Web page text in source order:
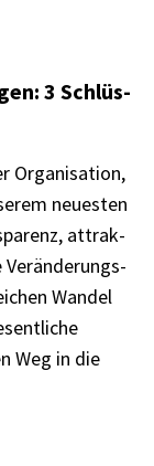
3 Schlüs­
Orga­ni­sa­tion,
neues­ten
attrak­
Verän­de­rungs­
Wandel
Weg in die